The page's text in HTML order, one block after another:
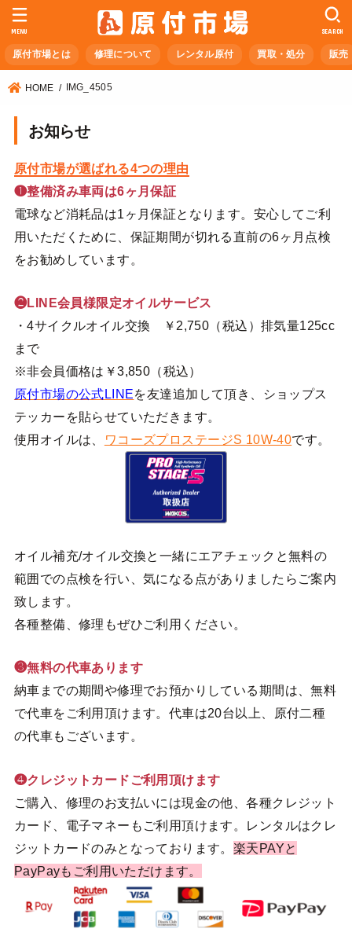
原付市場とは 修理について レンタル原付 買取・処分 販売
SEARCH
MENU
HOME IMG_4505
お知らせ
原付市場が選ばれる4つの理由
❶整備済み車両は6ヶ月保証
電球など消耗品は1ヶ月保証となります。安心してご利
用いただくために、保証期間が切れる直前の6ヶ月点検
をお勧めしています。
❷LINE会員様限定オイルサービス
・4サイクルオイル交換 ￥2,750（税込）排気量125cc
まで
※非会員価格は￥3,850（税込）
原付市場の公式LINEを友達追加して頂き、ショップス
テッカーを貼らせていただきます。
使用オイルは、
ワコーズプロステージS 10W-40です。
オイル補充/オイル交換と一緒にエアチェックと無料の
範囲での点検を行い、気になる点がありましたらご案内
致します。
各種整備、修理もぜひご利用ください。
❸無料の代車あります
納車までの期間や修理でお預かりしている期間は、無料
で代車をご利用頂けます。代車は20台以上、原付二種
の代車もございます。
❹クレジットカードご利用頂けます
ご購入、修理のお支払いには現金の他、各種クレジット
カード、電子マネーもご利用頂けます。レンタルはクレ
ジットカードのみとなっております。 楽天PAYと
PayPayもご利用いただけます。